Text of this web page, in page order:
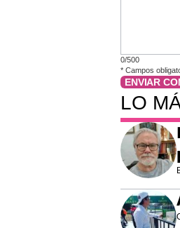
0/500
* Campos
ENVIAR
LO